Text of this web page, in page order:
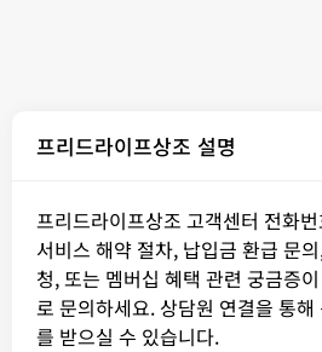
프리드라이프상조 설명
프리드라이프상조 고객센터 전화
서비스 해약 절차, 납입금 환급 문
청, 또는 멤버십 혜택 관련 궁금증
로 문의하세요. 상담원 연결을 통
를 받으실 수 있습니다.